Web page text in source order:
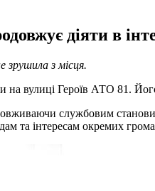
діяти в
зрушила з місця.
на вулиці Героїв АТО 81.
службовим
та інтересам окремих